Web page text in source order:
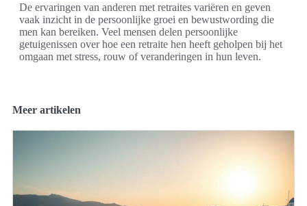
De ervaringen van anderen met retraites variëren en geven
vaak inzicht in de persoonlijke groei en bewustwording die
men kan bereiken. Veel mensen delen persoonlijke
getuigenissen over hoe een retraite hen heeft geholpen bij het
omgaan met stress, rouw of veranderingen in hun leven.
Meer artikelen